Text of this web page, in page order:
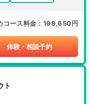
コース料金 199,650円
体験・相談予約
ト